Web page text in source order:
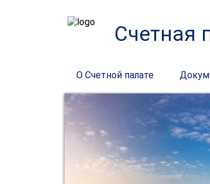
Счетная
О Счетной палате